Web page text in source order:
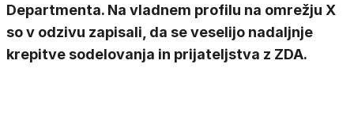
Departmenta. Na vladnem profilu na omrežju X
so v odzivu zapisali, da se veselijo nadaljnje
krepitve sodelovanja in prijateljstva z ZDA.